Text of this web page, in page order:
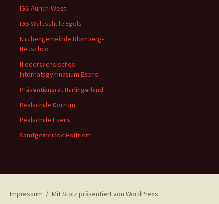
IGS Aurich-West
IGS Waldschule Egels
Kirchengemeinde Blomberg-
Neuschoo
Niedersächsisches
Internatsgymnasium Esens
Präventionsrat Harlingerland
Realschule Dornum
Realschule Esens
Samtgemeinde Holtriem
Impressum Mit Stolz präsentiert von WordPress